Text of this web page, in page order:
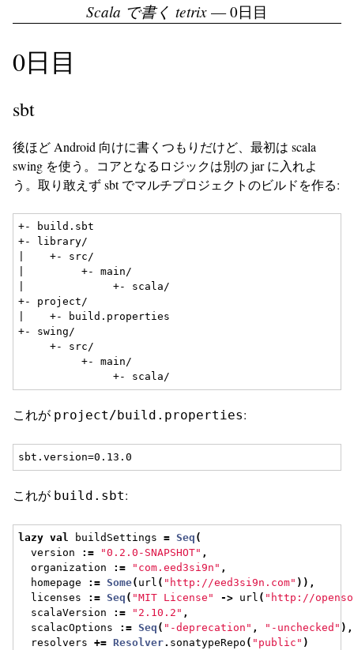
Scala で書く tetrix — 0日目
0日目
sbt
後ほど Android 向けに書くつもりだけど、最初は scala
swing を使う。コアとなるロジックは別の jar に入れよ
う。取り敢えず sbt でマルチプロジェクトのビルドを作る:
+- build.sbt
+- library/
|    +- src/
|         +- main/
|              +- scala/
+- project/
|    +- build.properties
+- swing/
     +- src/
          +- main/
これが project/build.properties:
これが build.sbt:
lazy val buildSettings = Seq (
version
:= "0.2.0-SNAPSHOT" ,
organization
:= "com.eed3si9n" ,
homepage
:= Some( url ( "http://eed3si9n.com" )),
licenses
:= Seq ( "MIT License" -> url ( "http://
scalaVersion
:= "2.10.2" ,
scalacOptions
:= Seq ( "-deprecation" , "-unchecked" ),
resolvers += Resolver. sonatypeRepo ( "public" )